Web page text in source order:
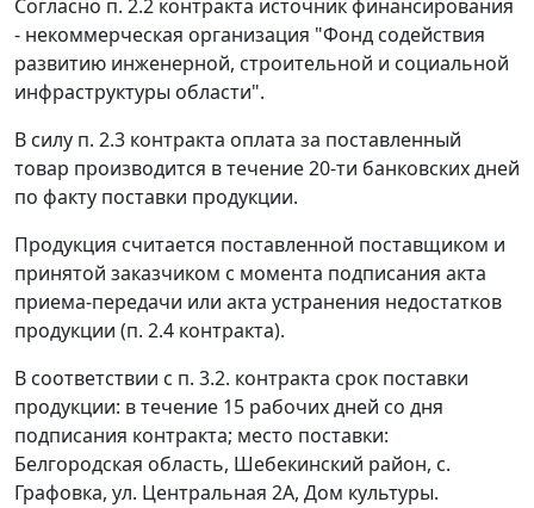
Согласно п. 2.2 контракта источник финансирования
- некоммерческая организация "Фонд содействия
развитию инженерной, строительной и социальной
инфраструктуры области".
В силу п. 2.3 контракта оплата за поставленный
товар производится в течение 20-ти банковских дней
по факту поставки продукции.
Продукция считается поставленной поставщиком и
принятой заказчиком с момента подписания акта
приема-передачи или акта устранения недостатков
продукции (п. 2.4 контракта).
В соответствии с п. 3.2. контракта срок поставки
продукции: в течение 15 рабочих дней со дня
подписания контракта; место поставки:
Белгородская область, Шебекинский район, с.
Графовка, ул. Центральная 2А, Дом культуры.